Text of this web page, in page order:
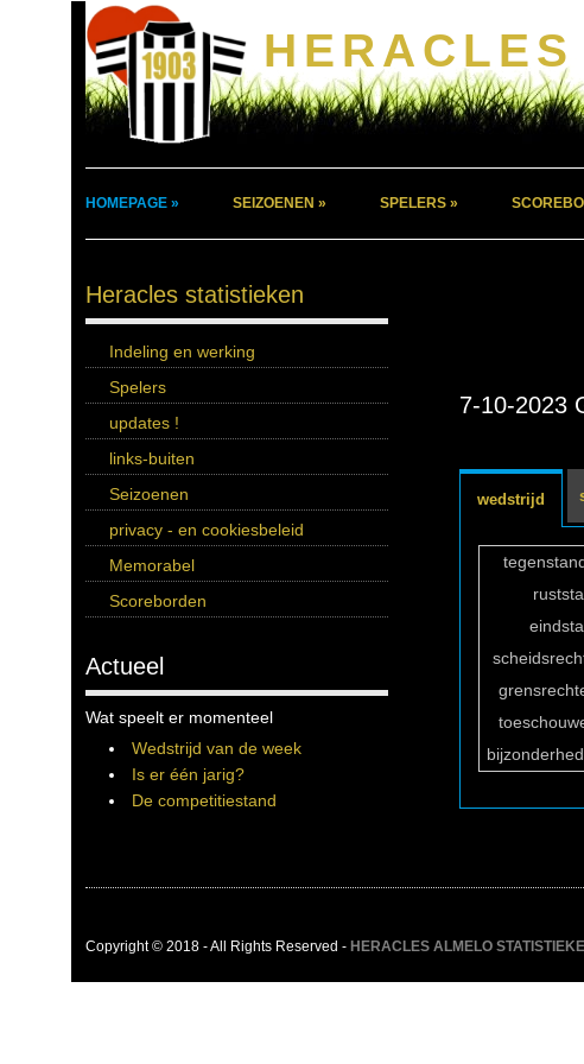
HOMEPAGE » SEIZOENEN » SPELERS »
Heracles statistieken
Indeling en werking
Spelers
updates !
links-buiten
Seizoenen
privacy - en cookiesbeleid
Memorabel
Scoreborden
Actueel
Wat speelt er momenteel
Wedstrijd van de week
Is er één jarig?
De competitiestand
7-10-2023
wedstrijd
Copyright © 2018 - All Rights Reserved - HERACLES ALMELO